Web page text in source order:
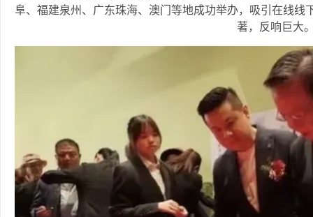
阜、福建泉州、广东珠海、澳门等地成功举办，吸引在线
著，反响巨大